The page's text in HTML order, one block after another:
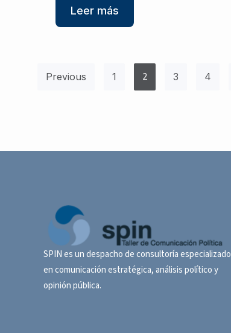
Leer más
Previous 1 2 3 4
SPIN es un despacho de consultoría especializado
en comunicación estratégica, análisis político y
opinión pública.